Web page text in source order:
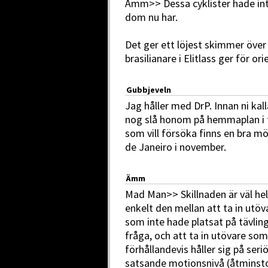
Ämm>> Dessa cyklister hade
dom nu har.
Det ger ett löjest skimmer
brasilianare i Elitlass ger för
Gubbjeveln
Jag håller med DrP. Innan ni
nog slå honom på hemmaplan
som vill försöka finns en bra
de Janeiro i november.
Ämm
Mad Man>> Skillnaden är väl
enkelt den mellan att ta in
som inte hade platsat på
fråga, och att ta in utövare som
förhållandevis håller sig på
satsande motionsnivå